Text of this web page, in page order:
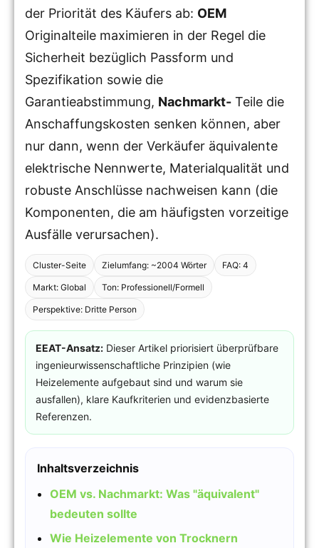
der Priorität des Käufers ab: OEM
Originalteile maximieren in der Regel die
Sicherheit bezüglich Passform und
Spezifikation sowie die
Garantieabstimmung, Nachmarkt- Teile die
Anschaffungskosten senken können, aber
nur dann, wenn der Verkäufer äquivalente
elektrische Nennwerte, Materialqualität und
robuste Anschlüsse nachweisen kann (die
Komponenten, die am häufigsten vorzeitige
Ausfälle verursachen).
Cluster-Seite Zielumfang: ~2004 Wörter FAQ: 4
Markt: Global Ton: Professionell/Formell
Perspektive: Dritte Person
EEAT-Ansatz: Dieser Artikel priorisiert überprüfbare
ingenieurwissenschaftliche Prinzipien (wie
Heizelemente aufgebaut sind und warum sie
ausfallen), klare Kaufkriterien und evidenzbasierte
Referenzen.
Inhaltsverzeichnis
OEM vs. Nachmarkt: Was "äquivalent"
bedeuten sollte
Wie Heizelemente von Trocknern